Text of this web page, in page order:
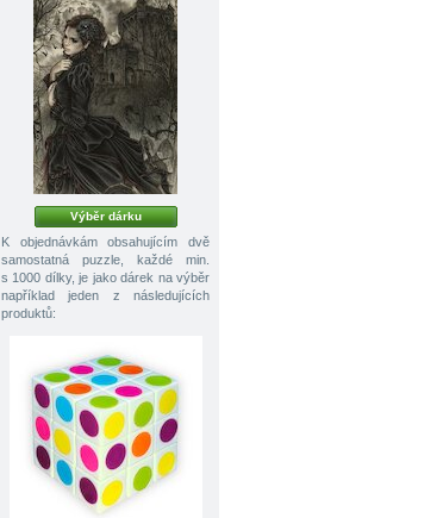
Výběr dárku
K objednávkám obsahujícím dvě
samostatná puzzle, každé min.
s 1000 dílky, je jako dárek na výběr
například jeden z následujících
produktů: